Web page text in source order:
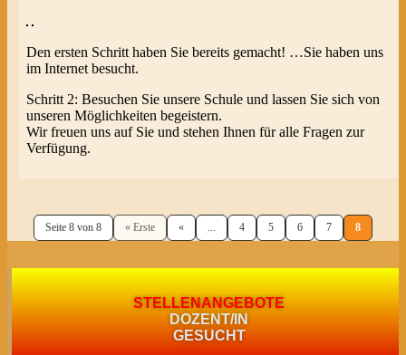
Den ersten Schritt haben Sie bereits gemacht! …Sie haben uns
im Internet besucht.
Schritt 2: Besuchen Sie unsere Schule und lassen Sie sich von
unseren Möglichkeiten begeistern.
Wir freuen uns auf Sie und stehen Ihnen für alle Fragen zur
Verfügung.
Seite 8 von 8 « Erste « ... 4 5 6 7 8
STELLENANGEBOTE
DOZENT/IN
GESUCHT